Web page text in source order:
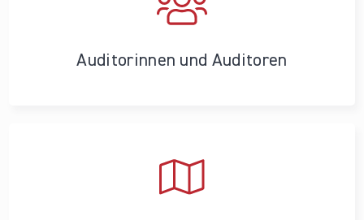
Auditorinnen und Auditoren